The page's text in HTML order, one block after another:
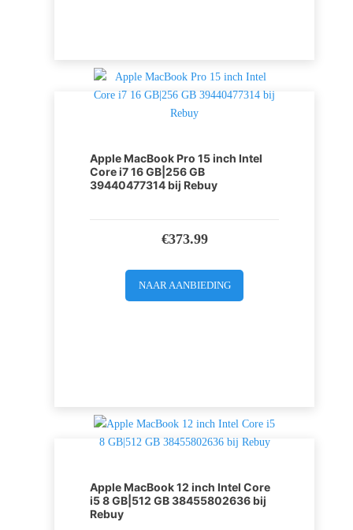
Apple MacBook Pro 15 inch Intel
Core i7 16 GB|256 GB
39440477314 bij Rebuy
€373.99
NAAR AANBIEDING
Apple MacBook 12 inch Intel Core
i5 8 GB|512 GB 38455802636 bij
Rebuy